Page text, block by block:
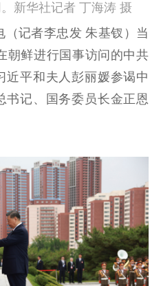
品牌栏目
文艺
惠民
文化传承
文明
实践
文明培育
典型
宣传
新华社记者 丁海涛 摄
记者李忠发 朱基钗）当
朝鲜进行国事访问的中共
近平和夫人彭丽媛参谒中
书记、国务委员长金正恩